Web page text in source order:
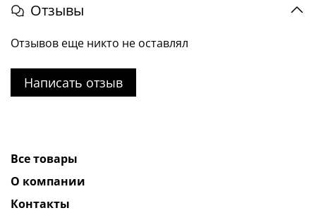
Отзывы
Отзывов еще никто не оставлял
Написать отзыв
Все товары
О компании
Контакты